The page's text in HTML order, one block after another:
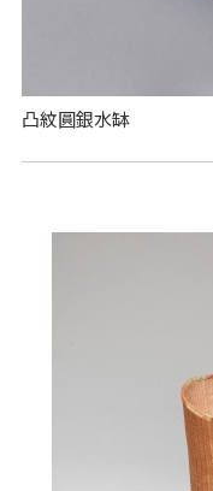
凸紋圓銀水缽